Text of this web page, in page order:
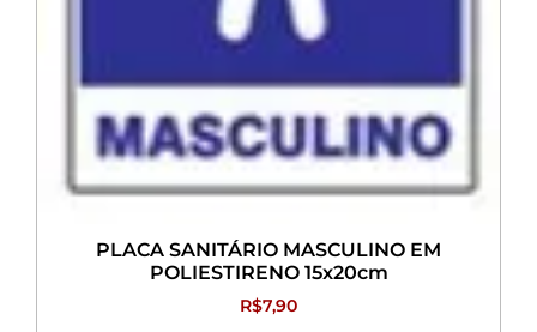
PLACA SANITÁRIO MASCULINO EM
POLIESTIRENO 15x20cm
R$7,90